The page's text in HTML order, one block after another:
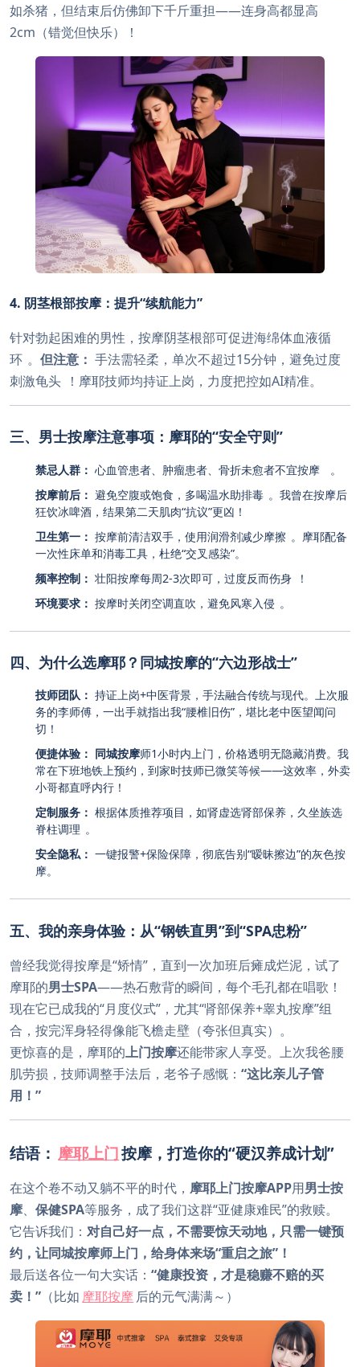
如杀猪，但结束后仿佛卸下千斤重担——连身高都显高
2cm（错觉但快乐）！
4. 阴茎根部按摩：提升“续航能力”
针对勃起困难的男性，按摩阴茎根部可促进海绵体血液循
环 。但注意： 手法需轻柔，单次不超过15分钟，避免过度
刺激龟头 ！摩耶技师均持证上岗，力度把控如AI精准。
三、男士按摩注意事项：摩耶的“安全守则”
禁忌人群： 心血管患者、肿瘤患者、骨折未愈者不宜按摩
。
按摩前后： 避免空腹或饱食，多喝温水助排毒 。我曾在按摩后
狂饮冰啤酒，结果第二天肌肉“抗议”更凶！
卫生第一： 按摩前清洁双手，使用润滑剂减少摩擦 。摩耶配备
一次性床单和消毒工具，杜绝“交叉感染”。
频率控制： 壮阳按摩每周2-3次即可，过度反而伤身
！
环境要求： 按摩时关闭空调直吹，避免风寒入侵 。
四、为什么选摩耶？同城按摩的“六边形战士”
技师团队： 持证上岗+中医背景，手法融合传统与现代。上次服
务的李师傅，一出手就指出我“腰椎旧伤”，堪比老中医望闻问
切！
便捷体验： 同城按摩师1小时内上门，价格透明无隐藏消费。我
常在下班地铁上预约，到家时技师已微笑等候——这效率，外卖
小哥都直呼内行！
定制服务： 根据体质推荐项目，如肾虚选肾部保养，久坐族选
脊柱调理 。
安全隐私： 一键报警+保险保障，彻底告别“暧昧擦边”的灰色按
摩。
五、我的亲身体验：从“钢铁直男”到“SPA忠粉”
曾经我觉得按摩是“矫情”，直到一次加班后瘫成烂泥，试了
摩耶的男士SPA——热石敷背的瞬间，每个毛孔都在唱歌！
现在它已成我的“月度仪式”，尤其“肾部保养+睾丸按摩”组
合，按完浑身轻得像能飞檐走壁（夸张但真实）。
更惊喜的是，摩耶的上门按摩还能带家人享受。上次我爸腰
肌劳损，技师调整手法后，老爷子感慨： “这比亲儿子管
用！”
结语： 摩耶上门按摩，打造你的“硬汉养成计划”
在这个卷不动又躺不平的时代， 摩耶上门按摩APP用男士按
摩、 保健SPA等服务，成了我们这群“亚健康难民”的救赎。
它告诉我们： 对自己好一点，不需要惊天动地，只需一键预
约，让同城按摩师上门，给身体来场“重启之旅”！
最后送各位一句大实话： “健康投资，才是稳赚不赔的买
卖！” （比如摩耶按摩 后的元气满满～）